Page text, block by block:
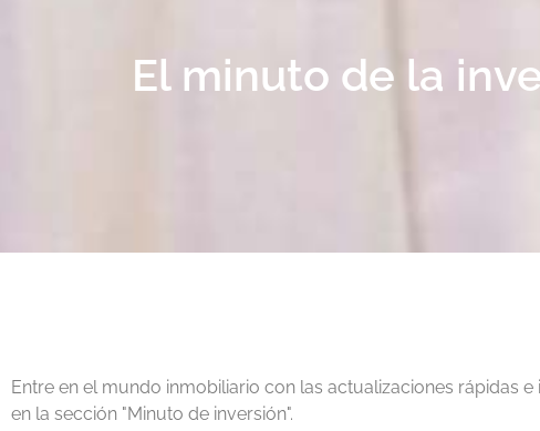
El minuto de la
Entre en el mundo inmobiliario con las actualizaciones rápidas
en la sección "Minuto de inversión".